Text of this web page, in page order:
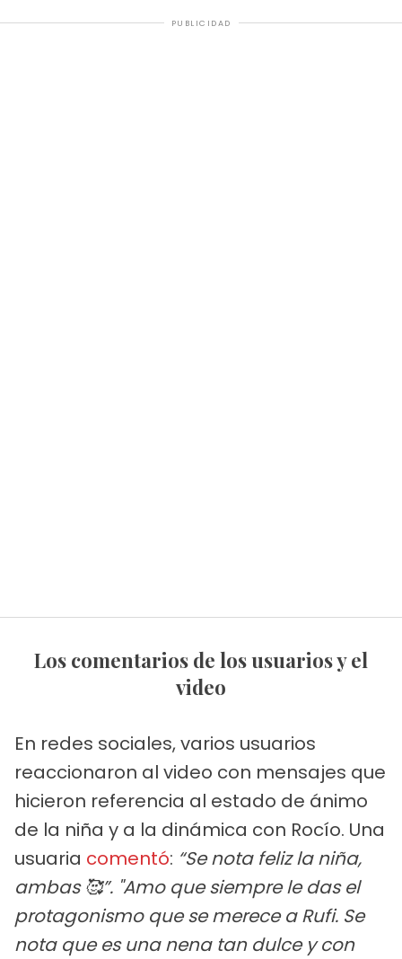
PUBLICIDAD
Los comentarios de los usuarios y el
video
En redes sociales, varios usuarios
reaccionaron al video con mensajes que
hicieron referencia al estado de ánimo
de la niña y a la dinámica con Rocío. Una
usuaria comentó: “Se nota feliz la niña,
ambas 🥰”. "Amo que siempre le das el
protagonismo que se merece a Rufi. Se
nota que es una nena tan dulce y con